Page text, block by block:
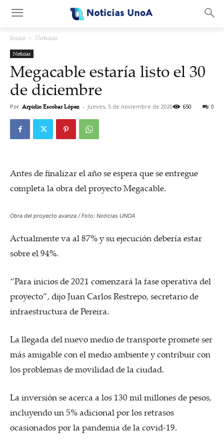
Inicio Noticias
Noticias
Megacable estaría listo el 30
de diciembre
Por Arpidio Escobar López - Jueves, 5 de noviembre de 2020 0
650
Antes de finalizar el año se espera que se entregue
completa la obra del proyecto Megacable.
Obra del proyecto avanza / Foto: Noticias UNOA
Actualmente va al 87% y su ejecución debería estar
sobre el 94%.
“Para inicios de 2021 comenzará la fase operativa del
proyecto”, dijo Juan Carlos Restrepo, secretario de
infraestructura de Pereira.
La llegada del nuevo medio de transporte promete ser
más amigable con el medio ambiente y contribuir con
los problemas de movilidad de la ciudad.
La inversión se acerca a los 130 mil millones de pesos,
incluyendo un 5% adicional por los retrasos
ocasionados por la pandemia de la covid-19.